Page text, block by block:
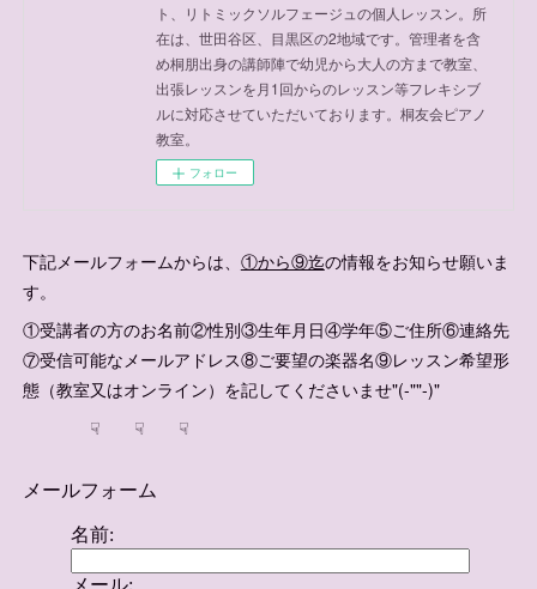
ト、リトミックソルフェージュの個人レッスン。所
在は、世田谷区、目黒区の2地域です。管理者を含
め桐朋出身の講師陣で幼児から大人の方まで教室、
出張レッスンを月1回からのレッスン等フレキシブ
ルに対応させていただいております。桐友会ピアノ
教室。
フォロー
下記メールフォームからは、 ①から⑨迄の情報をお知らせ願いま
す。
①受講者の方のお名前②性別③生年月日④学年⑤ご住所⑥連絡先
⑦受信可能なメールアドレス⑧ご要望の楽器名⑨レッスン希望形
態（教室又はオンライン）を記してくださいませ"(-""-)"
☟ ☟ ☟